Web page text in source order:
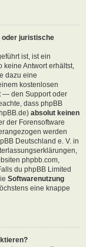
oder juristische
ist, ist ein
Antwort erhältst,
dazu eine
kostenlosen
— den Support oder
dass phpBB
absolut keinen
der Forensoftware
werden
Deutschland e. V. in
phpbb.com,
du phpBB Limited
Softwarenutzung
eine knappe